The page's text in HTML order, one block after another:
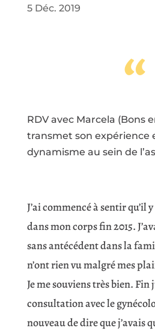
5 Déc. 2019
“
RDV avec Marcela (Bons
transmet son expérience
dynamisme au sein de
J’ai commencé à sentir qu’il
dans mon corps fin 2015.
sans antécédent dans la
n’ont rien vu malgré mes
Je me souviens très bien. Fin
consultation avec le
nouveau de dire que j’avais